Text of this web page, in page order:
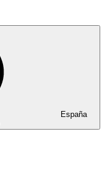
España